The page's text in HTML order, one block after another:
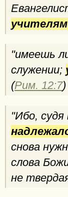
"имеешь
служении;
(Рим. 12:7)
"Ибо, судя
снова
слова
не